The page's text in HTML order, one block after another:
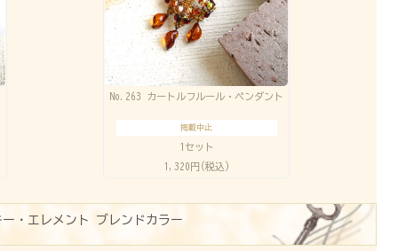
No.263 カートルフルール・ペンダント
掲載中止
1セット
1,320円(税込)
・エレメント ブレンドカラー